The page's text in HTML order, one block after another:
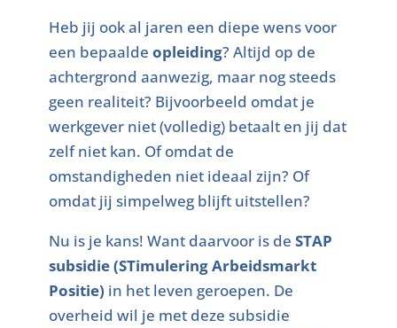
Heb jij ook al jaren een diepe wens voor
een bepaalde opleiding? Altijd op de
achtergrond aanwezig, maar nog steeds
geen realiteit? Bijvoorbeeld omdat je
werkgever niet (volledig) betaalt en jij dat
zelf niet kan. Of omdat de
omstandigheden niet ideaal zijn? Of
omdat jij simpelweg blijft uitstellen?
Nu is je kans! Want daarvoor is de STAP
subsidie (STimulering Arbeidsmarkt
Positie) in het leven geroepen. De
overheid wil je met deze subsidie